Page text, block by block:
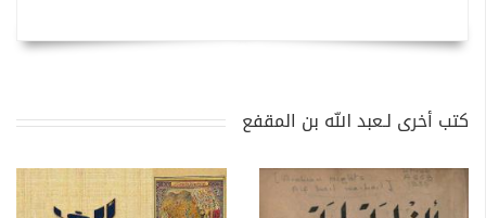
كتب أخرى لـعبد الله بن المقفع